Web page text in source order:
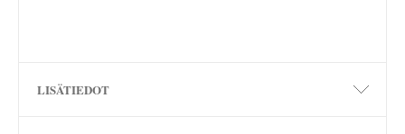
LISÄTIEDOT